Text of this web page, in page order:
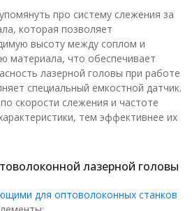
про систему слежения за
которая позволяет
высоту между соплом и
материала, что обеспечивает
лазерной головы при работе
специальный емкостной датчик.
скорости слежения и частоте
тем эффективнее их
лазерной головы
для оптоволоконных станков